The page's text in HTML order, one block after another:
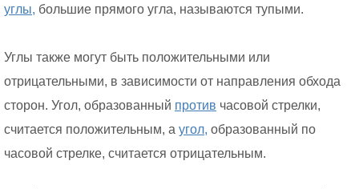
углы, большие прямого угла, называются тупыми.
Углы также могут быть положительными или
отрицательными, в зависимости от направления обхода
сторон. Угол, образованный против часовой стрелки,
считается положительным, а угол, образованный по
часовой стрелке, считается отрицательным.